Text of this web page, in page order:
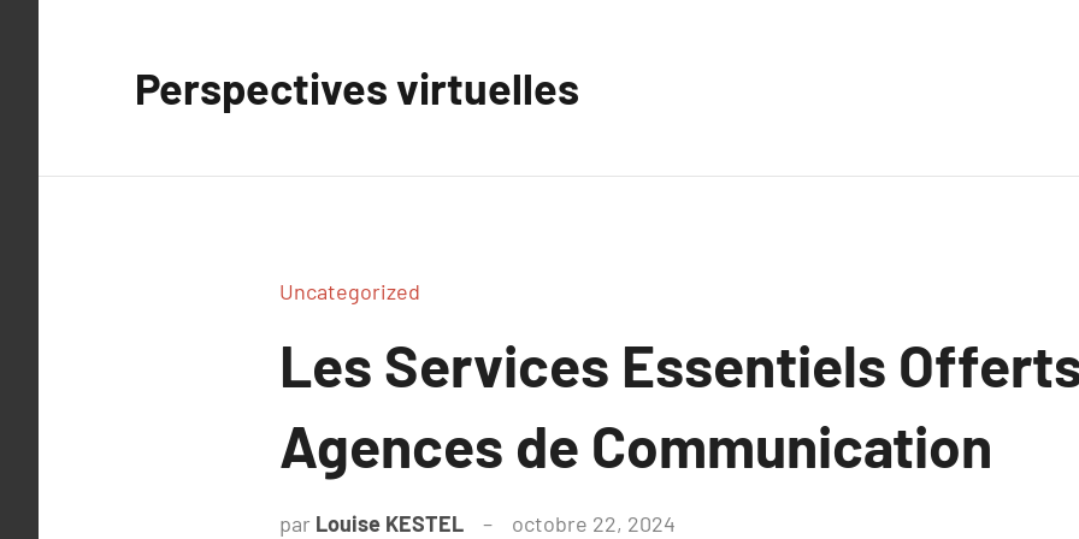
Perspectives virtuelles
Uncategorized
Les Services Essentiels
Agences de Communication
par Louise KESTEL octobre 22, 2024